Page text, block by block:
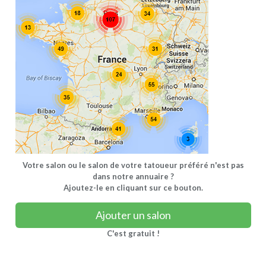
Votre salon ou le salon de votre tatoueur préféré n'est pas
dans notre annuaire ?
Ajoutez-le en cliquant sur ce bouton.
Ajouter un salon
C'est gratuit !